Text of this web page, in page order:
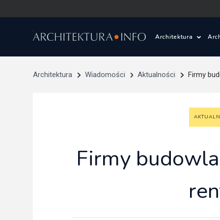
Architektura
Wasze
Architektura
Architektura Wiadomości Aktualności Firmy
Firmy